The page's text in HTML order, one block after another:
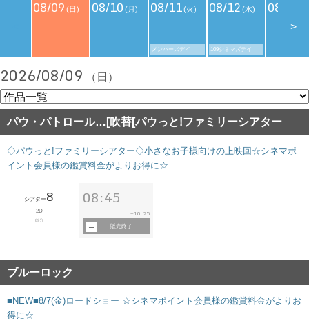
08/09 (日) 08/10 (月) 08/11(火)
メンバーズデイ
08/12 (水)
109シネマズデイ
08/13
>